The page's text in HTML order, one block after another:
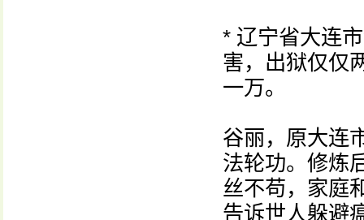
* 辽宁省大连
害，出狱仅仅
一万。
谷丽，原大连
法轮功。修炼
丝不苟，家庭
告诉世人躲避